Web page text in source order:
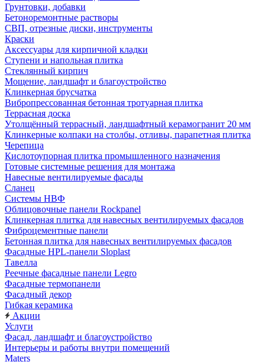
Грунтовки, добавки
Бетоноремонтные растворы
СВП, отрезные диски, инструменты
Краски
Аксессуары для кирпичной кладки
Ступени и напольная плитка
Cтеклянный кирпич
Мощение, ландшафт и благоустройство
Клинкерная брусчатка
Вибропрессованная бетонная тротуарная плитка
Террасная доска
Утолщённый террасный, ландшафтный керамогранит 20 мм
Клинкерные колпаки на столбы, отливы, парапетная плитка
Черепица
Кислотоупорная плитка промышленного назначения
Готовые системные решения для монтажа
Навесные вентилируемые фасады
Сланец
Системы НВФ
Облицовочные панели Rockpanel
Клинкерная плитка для навесных вентилируемых фасадов
Фиброцементные панели
Бетонная плитка для навесных вентилируемых фасадов
Фасадные HPL-панели Sloplast
Тавелла
Реечные фасадные панели Legro
Фасадные термопанели
Фасадный декор
Гибкая керамика
Акции
Услуги
Фасад, ландшафт и благоустройство
Интерьеры и работы внутри помещений
Maters